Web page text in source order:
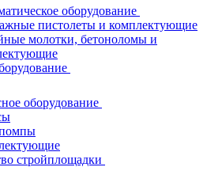
оборудование
пистолеты и комплектующие
молотки, бетоноломы и
оборудование
стройплощадки